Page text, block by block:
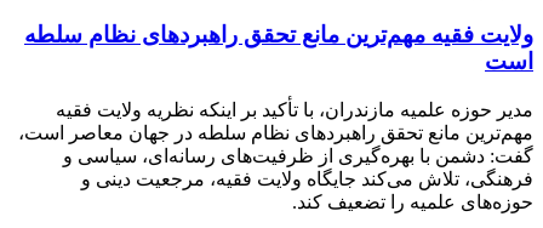
ولایت فقیه مهم‌ترین مانع تحقق راهبردهای نظام سلطه
است
مدیر حوزه علمیه مازندران، با تأکید بر اینکه نظریه ولایت فقیه
مهم‌ترین مانع تحقق راهبردهای نظام سلطه در جهان معاصر است،
گفت: دشمن با بهره‌گیری از ظرفیت‌های رسانه‌ای، سیاسی و
فرهنگی، تلاش می‌کند جایگاه ولایت فقیه، مرجعیت دینی و
حوزه‌های علمیه را تضعیف کند.